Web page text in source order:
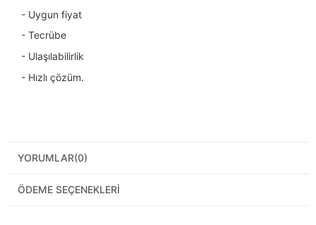
- Uygun fiyat
- Tecrübe
- Ulaşılabilirlik
- Hızlı çözüm.
YORUMLAR(0)
ÖDEME SEÇENEKLERI